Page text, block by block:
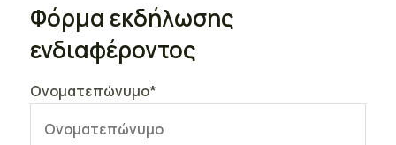
Φόρμα εκδήλωσης
ενδιαφέροντος
Ονοματεπώνυμο*